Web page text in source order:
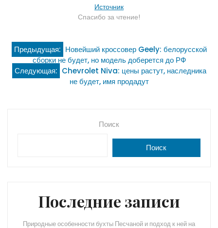
Источник
Спасибо за чтение!
Навигация
по
записям
Предыдущая: Новейший кроссовер Geely: белорусской
сборки не будет, но модель доберется до РФ
Следующая: Chevrolet Niva: цены растут, наследника
не будет, имя продадут
Поиск
Поиск
Последние записи
Природные особенности бухты Песчаной и подход к ней на